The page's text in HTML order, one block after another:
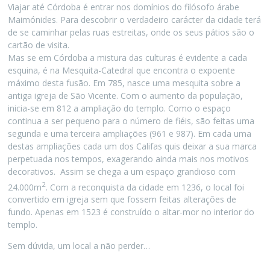
Viajar até Córdoba é entrar nos domínios do filósofo árabe
Maimónides. Para descobrir o verdadeiro carácter da cidade terá
de se caminhar pelas ruas estreitas, onde os seus pátios são o
cartão de visita.
Mas se em Córdoba a mistura das culturas é evidente a cada
esquina, é na Mesquita-Catedral que encontra o expoente
máximo desta fusão. Em 785, nasce uma mesquita sobre a
antiga igreja de São Vicente. Com o aumento da população,
inicia-se em 812 a ampliação do templo. Como o espaço
continua a ser pequeno para o número de fiéis, são feitas uma
segunda e uma terceira ampliações (961 e 987). Em cada uma
destas ampliações cada um dos Califas quis deixar a sua marca
perpetuada nos tempos, exagerando ainda mais nos motivos
decorativos. Assim se chega a um espaço grandioso com
24.000m2. Com a reconquista da cidade em 1236, o local foi
convertido em igreja sem que fossem feitas alterações de
fundo. Apenas em 1523 é construído o altar-mor no interior do
templo.
Sem dúvida, um local a não perder…